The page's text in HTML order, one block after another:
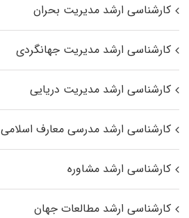
کارشناسی ارشد مدیریت بحران
کارشناسی ارشد مدیریت جهانگردی
کارشناسی ارشد مدیریت دریایی
کارشناسی ارشد مدرسی معارف اسلامی
کارشناسی ارشد مشاوره
کارشناسی ارشد مطالعات جهان